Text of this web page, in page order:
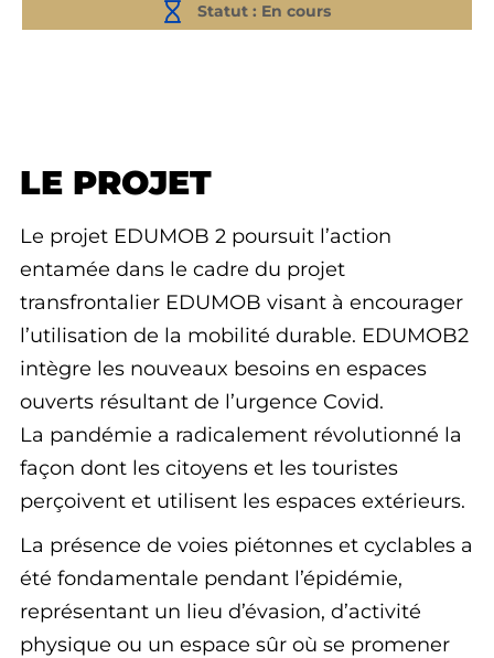
Statut : En cours
LE PROJET
Le projet EDUMOB 2 poursuit l’action
entamée dans le cadre du projet
transfrontalier EDUMOB visant à encourager
l’utilisation de la mobilité durable. EDUMOB2
intègre les nouveaux besoins en espaces
ouverts résultant de l’urgence Covid.
La pandémie a radicalement révolutionné la
façon dont les citoyens et les touristes
perçoivent et utilisent les espaces extérieurs.
La présence de voies piétonnes et cyclables a
été fondamentale pendant l’épidémie,
représentant un lieu d’évasion, d’activité
physique ou un espace sûr où se promener